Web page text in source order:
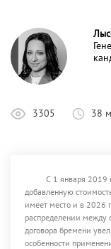
3305 38
С 1 января 2019
добавленную
имеет место и в 2026
распределении между
договора бремени
особенности